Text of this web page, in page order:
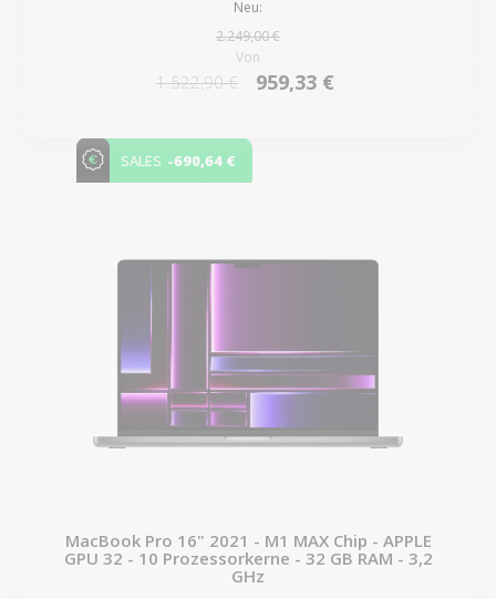
Neu:
2.249,00 €
Von
1.522,90 € 959,33 €
SALES -690,64 €
MacBook Pro 16" 2021 - M1 MAX Chip - APPLE
GPU 32 - 10 Prozessorkerne - 32 GB RAM - 3,2
GHz